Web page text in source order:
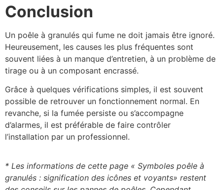
Conclusion
Un poêle à granulés qui fume ne doit jamais être ignoré.
Heureusement, les causes les plus fréquentes sont
souvent liées à un manque d’entretien, à un problème de
tirage ou à un composant encrassé.
Grâce à quelques vérifications simples, il est souvent
possible de retrouver un fonctionnement normal. En
revanche, si la fumée persiste ou s’accompagne
d’alarmes, il est préférable de faire contrôler
l’installation par un professionnel.
* Les informations de cette page « Symboles poêle à
granulés : signification des icônes et voyants» restent